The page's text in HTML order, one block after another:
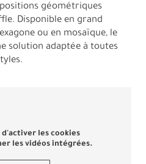
géométriques
Disponible en grand
ou en mosaïque, le
solution adaptée à toutes
d'activer les cookies
les vidéos intégrées.